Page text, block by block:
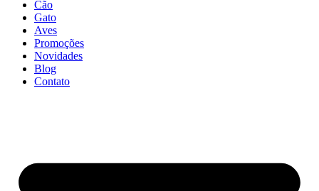
Cão
Gato
Aves
Promoções
Novidades
Blog
Contato